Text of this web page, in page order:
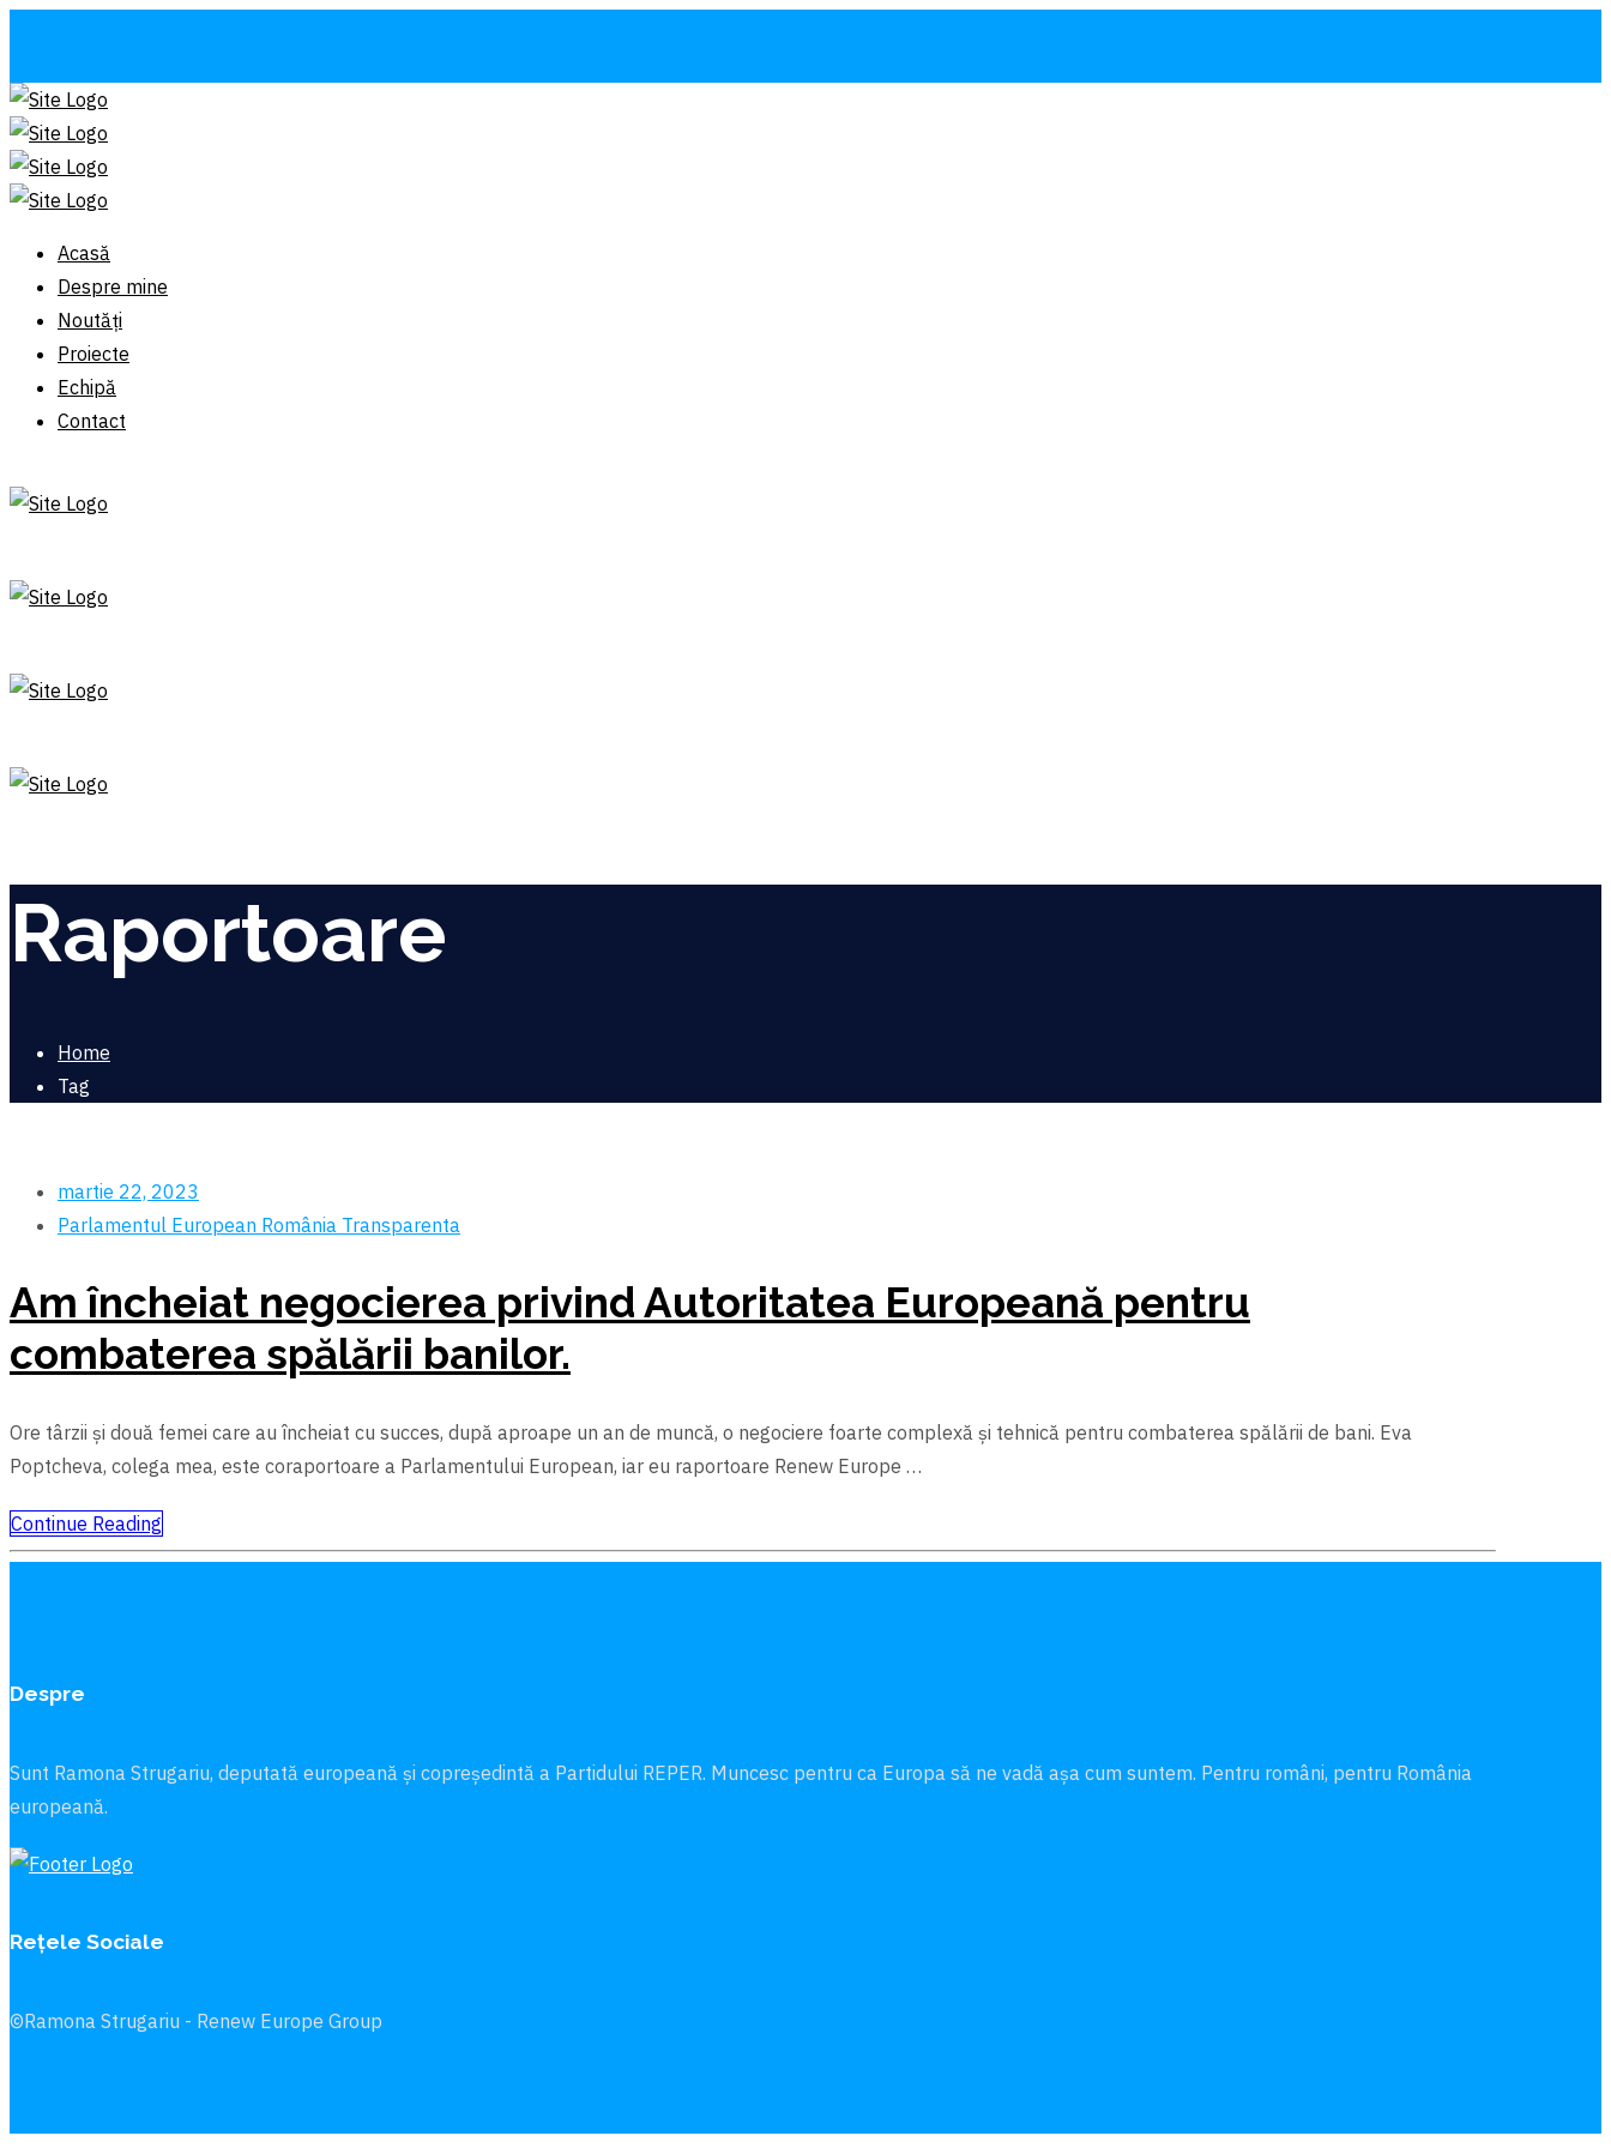
Acasă
Despre mine
Noutăți
Proiecte
Echipă
Contact
Raportoare
Home
Tag
martie 22, 2023
Parlamentul European România Transparenta
Am încheiat negocierea privind Autoritatea Europeană pentru
combaterea spălării banilor.
Ore târzii şi două femei care au încheiat cu succes, după aproape un an de muncă, o negociere foarte complexă şi tehnică pentru combaterea spălării de bani. Eva
Poptcheva, colega mea, este coraportoare a Parlamentului European, iar eu raportoare Renew Europe …
Continue Reading
Despre
Sunt Ramona Strugariu, deputată europeană și copreședintă a Partidului REPER. Muncesc pentru ca Europa să ne vadă aşa cum suntem. Pentru români, pentru România
europeană.
Rețele Sociale
©Ramona Strugariu - Renew Europe Group